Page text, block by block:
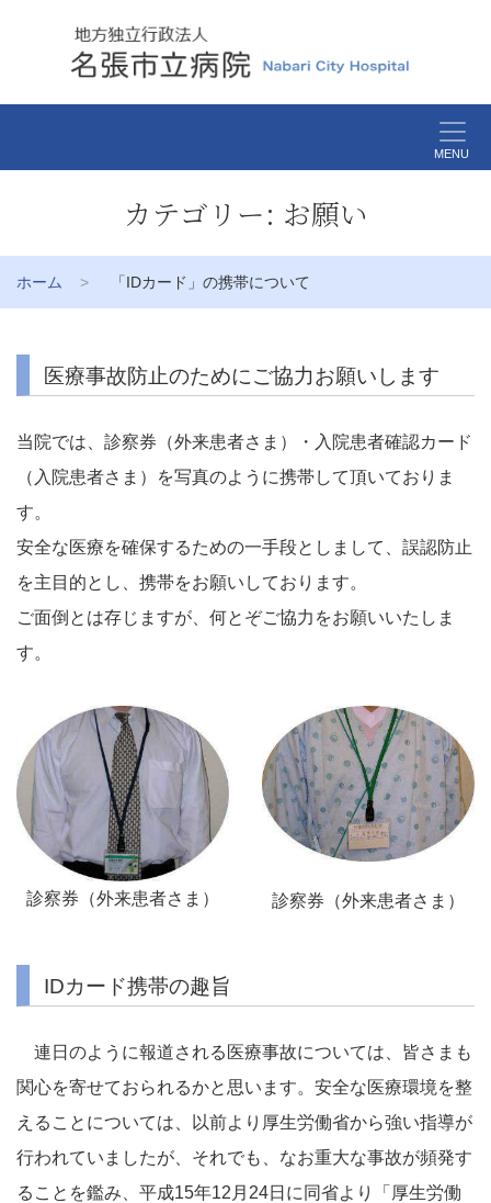
MENU
カテゴリー: お願い
ホーム 「IDカード」の携帯について
医療事故防止のためにご協力お願いします
当院では、診察券（外来患者さま）・入院患者確認カード
（入院患者さま）を写真のように携帯して頂いておりま
す。
安全な医療を確保するための一手段としまして、誤認防止
を主目的とし、携帯をお願いしております。
ご面倒とは存じますが、何とぞご協力をお願いいたしま
す。
診察券（外来患者さま） 診察券（外来患者さま）
IDカード携帯の趣旨
連日のように報道される医療事故については、皆さまも
関心を寄せておられるかと思います。安全な医療環境を整
えることについては、以前より厚生労働省から強い指導が
行われていましたが、それでも、なお重大な事故が頻発す
ることを鑑み、平成15年12月24日に同省より「厚生労働